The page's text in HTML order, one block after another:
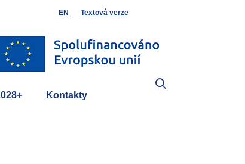
EN Textová verze
Kontakty